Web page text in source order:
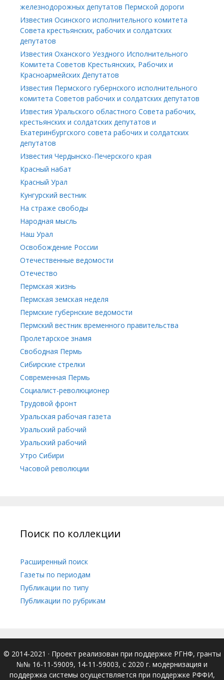
железнодорожных депутатов Пермской дороги
Известия Осинского исполнительного комитета
Совета крестьянских, рабочих и солдатских
депутатов
Известия Оханского Уездного Исполнительного
Комитета Советов Крестьянских, Рабочих и
Красноармейских Депутатов
Известия Пермского губернского исполнительного
комитета Советов рабочих и солдатских депутатов
Известия Уральского областного Совета рабочих,
крестьянских и солдатских депутатов и
Екатеринбургского совета рабочих и солдатских
депутатов
Известия Чердынско-Печерского края
Красный набат
Красный Урал
Кунгурский вестник
На страже свободы
Народная мысль
Наш Урал
Освобождение России
Отечественные ведомости
Отечество
Пермская жизнь
Пермская земская неделя
Пермские губернские ведомости
Пермский вестник временного правительства
Пролетарское знамя
Свободная Пермь
Сибирские стрелки
Современная Пермь
Социалист-революционер
Трудовой фронт
Уральская рабочая газета
Уральский рабочий
Уральский рабочий
Утро Сибири
Часовой революции
Поиск по коллекции
Расширенный поиск
Газеты по периодам
Публикации по типу
Публикации по рубрикам
© 2014-2021 · Проект реализован при поддержке РГНФ, гранты
№№ 16-11-59009, 14-11-59003, с 2020 г. модернизация и
поддержка системы осуществляется при поддержке РФФИ,